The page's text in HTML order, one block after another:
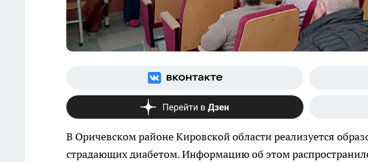
В Оричевском районе Кировской области реализуется
страдающих диабетом. Информацию об этом